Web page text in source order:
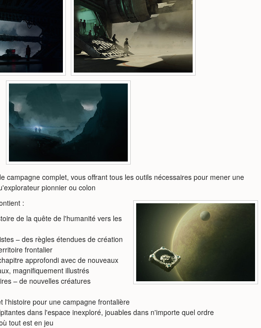
campagne complet, vous offrant tous les outils nécessaires pour mener une
pionnier ou colon
:
de la quête de l'humanité vers les
– des règles étendues de création
frontalier
approfondi avec de nouveaux
magnifiquement illustrés
– de nouvelles créatures
l'histoire pour une campagne frontalière
dans l'espace inexploré, jouables dans n'importe quel ordre
tout est en jeu